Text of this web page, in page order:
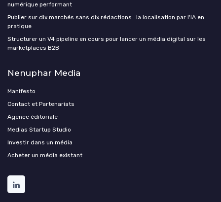
numérique performant
Publier sur dix marchés sans dix rédactions : la localisation par l'IA en
pratique
Structurer un V4 pipeline en cours pour lancer un média digital sur les
marketplaces B2B
Nenuphar Media
Manifesto
Contact et Partenariats
Agence éditoriale
Medias Startup Studio
Investir dans un média
Acheter un média existant